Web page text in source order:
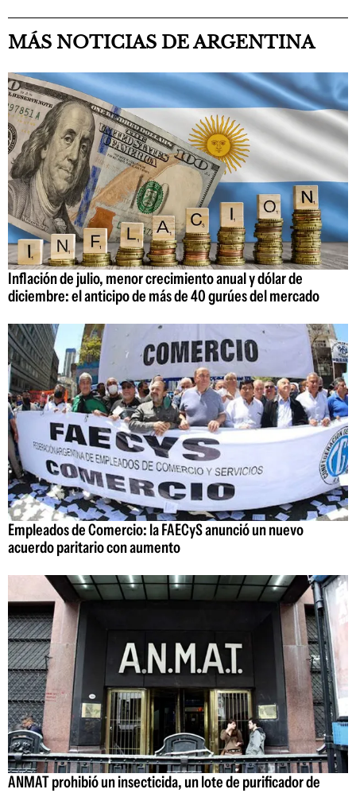
MÁS NOTICIAS DE ARGENTINA
Inflación de julio, menor crecimiento anual y dólar de
diciembre: el anticipo de más de 40 gurúes del mercado
Empleados de Comercio: la FAECyS anunció un nuevo
acuerdo paritario con aumento
ANMAT prohibió un insecticida, un lote de purificador de